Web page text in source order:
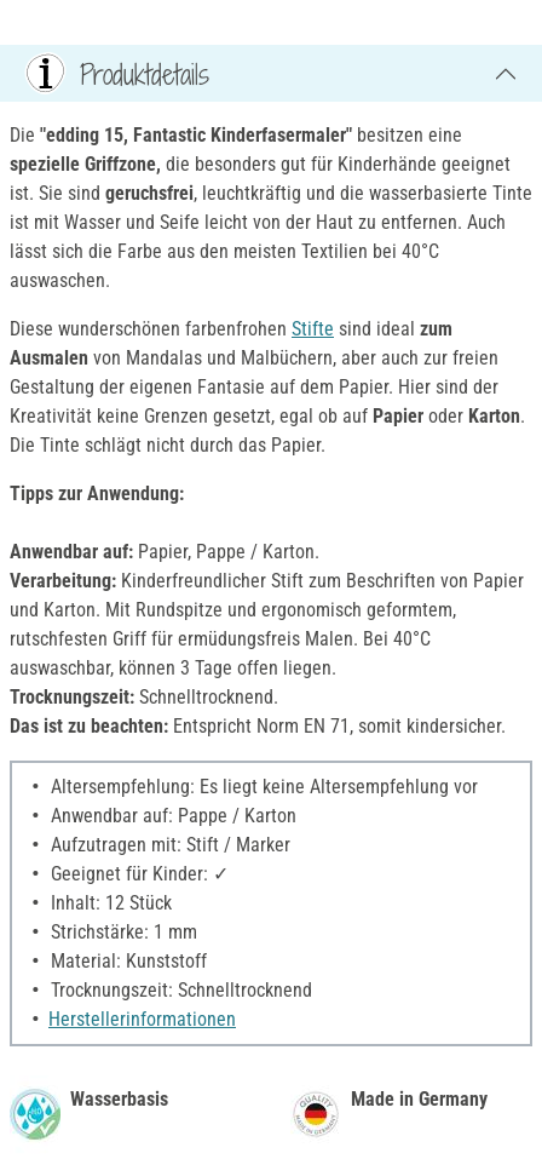
Produktdetails
Die "edding 15, Fantastic Kinderfasermaler" besitzen eine
spezielle Griffzone, die besonders gut für Kinderhände geeignet
ist. Sie sind geruchsfrei, leuchtkräftig und die wasserbasierte Tinte
ist mit Wasser und Seife leicht von der Haut zu entfernen. Auch
lässt sich die Farbe aus den meisten Textilien bei 40°C
auswaschen.
Diese wunderschönen farbenfrohen Stifte sind ideal zum
Ausmalen von Mandalas und Malbüchern, aber auch zur freien
Gestaltung der eigenen Fantasie auf dem Papier. Hier sind der
Kreativität keine Grenzen gesetzt, egal ob auf Papier oder Karton.
Die Tinte schlägt nicht durch das Papier.
Tipps zur Anwendung:
Anwendbar auf: Papier, Pappe / Karton.
Verarbeitung: Kinderfreundlicher Stift zum Beschriften von Papier
und Karton. Mit Rundspitze und ergonomisch geformtem,
rutschfesten Griff für ermüdungsfreis Malen. Bei 40°C
auswaschbar, können 3 Tage offen liegen.
Trocknungszeit: Schnelltrocknend.
Das ist zu beachten: Entspricht Norm EN 71, somit kindersicher.
Altersempfehlung: Es liegt keine Altersempfehlung vor
Anwendbar auf: Pappe / Karton
Aufzutragen mit: Stift / Marker
Geeignet für Kinder: ✓
Inhalt: 12 Stück
Strichstärke: 1 mm
Material: Kunststoff
Trocknungszeit: Schnelltrocknend
Herstellerinformationen
Wasserbasis Made in Germany